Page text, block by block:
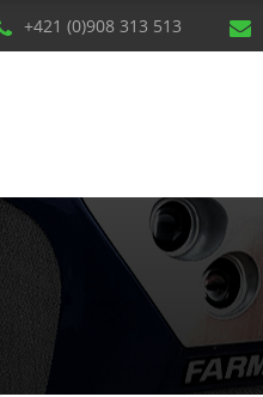
+421 (0)908 313 513